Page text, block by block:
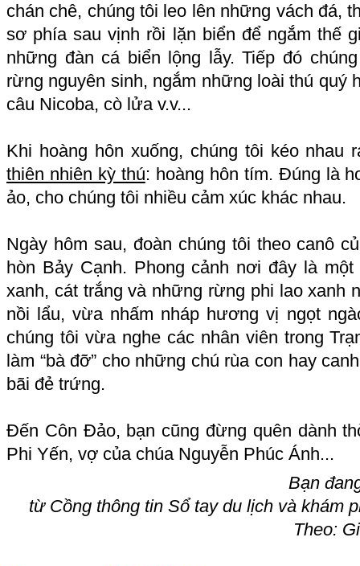
chán chê, chúng tôi leo lên những vách đá,
sơ phía sau vịnh rồi lặn biển để ngắm thế
những đàn cá biển lộng lẫy. Tiếp đó
rừng nguyên sinh, ngắm những loài thú quý
câu Nicoba, cò lửa v.v...
Khi hoàng hôn xuống, chúng tôi kéo nhau
thiên nhiên kỳ thú: hoàng hôn tím. Đúng là
ảo, cho chúng tôi nhiều cảm xúc khác nhau.
Ngày hôm sau, đoàn chúng tôi theo canô
hòn Bảy Cạnh. Phong cảnh nơi đây là một
xanh, cát trắng và những rừng phi lao xanh
nồi lẩu, vừa nhấm nháp hương vị ngọt
chúng tôi vừa nghe các nhân viên trong
làm “bà đỡ” cho những chú rùa con hay
bãi đẻ trứng.
Đến Côn Đảo, bạn cũng đừng quên dành
Phi Yến, vợ của chúa Nguyễn Phúc Ánh...
Bạn
từ Cồng thông tin Sổ tay du lịch và khám
Theo: